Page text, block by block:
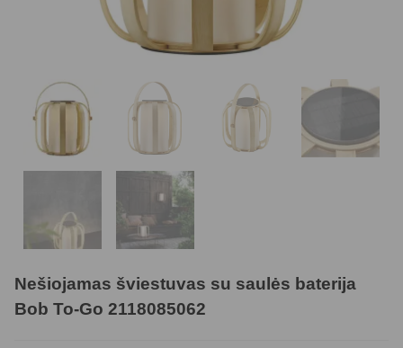
Nešiojamas šviestuvas su saulės baterija
Bob To-Go 2118085062